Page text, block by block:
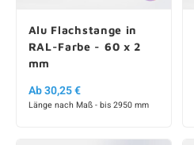
Alu Flachstange in
RAL-Farbe - 60 x 2
mm
Ab 30,25 €
Länge nach Maß - bis 2950 mm